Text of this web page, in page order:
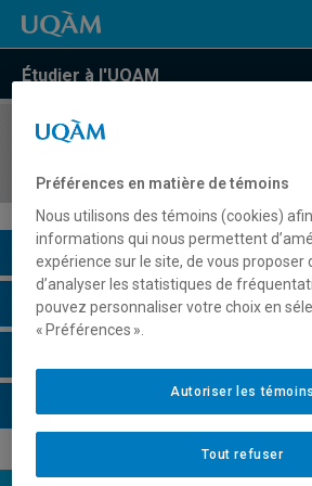
Étudier à l'UQAM
COURS//
Description du cours
Horaire - Été 2026
Préférences en matière de témoins
Nous utilisons des témoins (cookies)
informations qui nous permettent
expérience sur le site, de vous proposer
d’analyser les statistiques de
pouvez personnaliser votre choix en
« Préférences ».
Tout refuser
Autoriser les témoins